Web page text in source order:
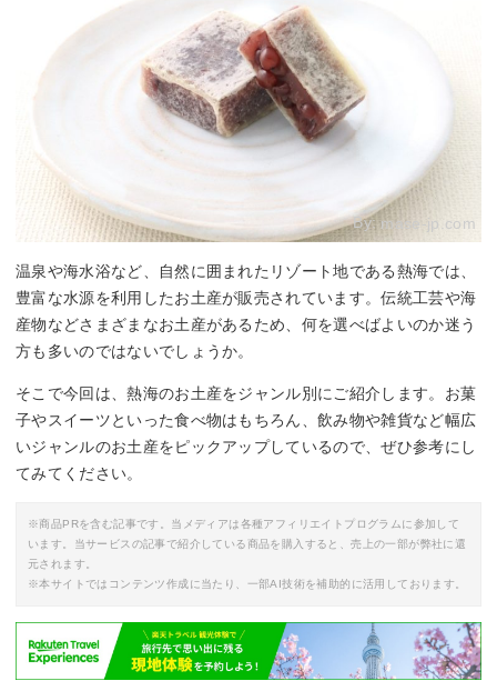
By:mase-jp.com
温泉や海水浴など、自然に囲まれたリゾート地である熱海では、
豊富な水源を利用したお土産が販売されています。伝統工芸や海
産物などさまざまなお土産があるため、何を選べばよいのか迷う
方も多いのではないでしょうか。
そこで今回は、熱海のお土産をジャンル別にご紹介します。お菓
子やスイーツといった食べ物はもちろん、飲み物や雑貨など幅広
いジャンルのお土産をピックアップしているので、ぜひ参考にし
てみてください。
※商品PRを含む記事です。当メディアは各種アフィリエイトプログラムに参加して
います。当サービスの記事で紹介している商品を購入すると、売上の一部が弊社に還
元されます。
※本サイトではコンテンツ作成に当たり、一部AI技術を補助的に活用しております。